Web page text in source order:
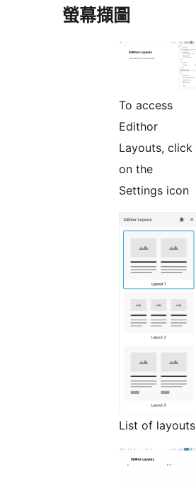
螢幕擷圖
To access
Edithor
Layouts, click
on the
Settings icon
List of layouts